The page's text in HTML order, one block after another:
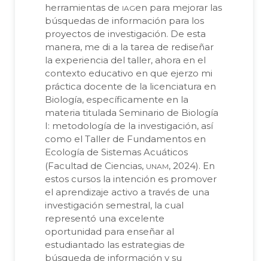
herramientas de iagen para mejorar las
búsquedas de información para los
proyectos de investigación. De esta
manera, me di a la tarea de rediseñar
la experiencia del taller, ahora en el
contexto educativo en que ejerzo mi
práctica docente de la licenciatura en
Biología, específicamente en la
materia titulada Seminario de Biología
I: metodología de la investigación, así
como el Taller de Fundamentos en
Ecología de Sistemas Acuáticos
(Facultad de Ciencias, unam, 2024). En
estos cursos la intención es promover
el aprendizaje activo a través de una
investigación semestral, la cual
representó una excelente
oportunidad para enseñar al
estudiantado las estrategias de
búsqueda de información y su